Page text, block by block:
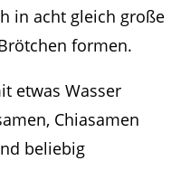
in acht gleich große
formen.
etwas Wasser
Chiasamen
beliebig